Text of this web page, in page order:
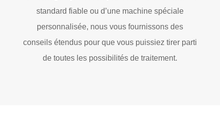
standard fiable ou d’une machine spéciale
personnalisée, nous vous fournissons des
conseils étendus pour que vous puissiez tirer parti
de toutes les possibilités de traitement.